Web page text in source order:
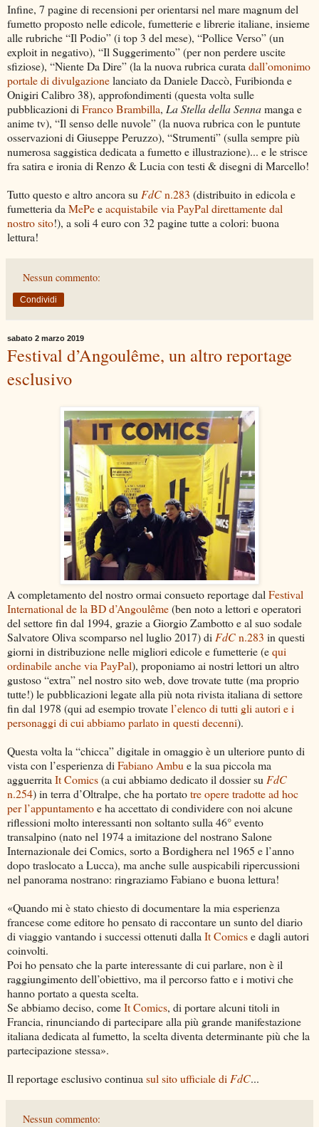
Infine, 7 pagine di recensioni per orientarsi nel mare magnum del
fumetto proposto nelle edicole, fumetterie e librerie italiane, insieme
alle rubriche “Il Podio” (i top 3 del mese), “Pollice Verso” (un
exploit in negativo), “Il Suggerimento” (per non perdere uscite
sfiziose), “Niente Da Dire” (la la nuova rubrica curata dall’omonimo
portale di divulgazionelanciato da Daniele Daccò, Furibionda e
Onigiri Calibro 38), approfondimenti (questa volta sulle
pubblicazioni di Franco Brambilla, La Stella della Sennamanga e
anime tv), “Il senso delle nuvole” (la nuova rubrica con le puntute
osservazioni di Giuseppe Peruzzo), “Strumenti” (sulla sempre più
numerosa saggistica dedicata a fumetto e illustrazione)... e le strisce
fra satira e ironia di Renzo & Lucia con testi & disegni di Marcello!
Tutto questo e altro ancora su FdCn.283 (distribuito in edicola e
fumetteria da MePeeacquistabile via PayPal direttamente dal
nostro sito!), a soli 4 euro con 32 pagine tutte a colori: buona
lettura!
Nessun commento:
Condividi
sabato 2 marzo 2019
Festival d’Angoulême, un altro reportage
esclusivo
A completamento del nostro ormai consueto reportage dalFestival
International de la BD d’Angoulême(ben noto a lettori e operatori
del settore fin dal 1994, grazie a Giorgio Zambotto e al suo sodale
Salvatore Oliva scomparso nel luglio 2017) diFdCn.283 in questi
giorni in distribuzione nelle migliori edicole e fumetterie (equi
ordinabile anche via PayPal), proponiamo ai nostri lettori un altro
gustoso “extra” nel nostro sito web, dove trovate tutte (ma proprio
tutte!) le pubblicazioni legate alla più nota rivista italiana di settore
fin dal 1978 (qui ad esempio trovatel’elenco di tutti gli autori e i
personaggi di cui abbiamo parlato in questi decenni).
Questa volta la “chicca” digitale in omaggio è un ulteriore punto di
vista con l’esperienza diFabiano Ambue la sua piccola ma
agguerritaIt Comics(a cui abbiamo dedicato il dossier suFdC
n.254) in terra d’Oltralpe, che ha portatotre opere tradotte ad hoc
per l’appuntamentoe ha accettato di condividere con noi alcune
riflessioni molto interessanti non soltanto sulla 46° evento
transalpino (nato nel 1974 a imitazione del nostrano Salone
Internazionale dei Comics, sorto a Bordighera nel 1965 e l’anno
dopo traslocato a Lucca), ma anche sulle auspicabili ripercussioni
nel panorama nostrano: ringraziamo Fabiano e buona lettura!
«Quando mi è stato chiesto di documentare la mia esperienza
francese come editore ho pensato di raccontare un sunto del diario
di viaggio vantando i successi ottenuti dallaIt Comicse dagli autori
coinvolti.
Poi ho pensato che la parte interessante di cui parlare, non è il
raggiungimento dell’obiettivo, ma il percorso fatto e i motivi che
hanno portato a questa scelta.
Se abbiamo deciso, comeIt Comics, di portare alcuni titoli in
Francia, rinunciando di partecipare alla più grande manifestazione
italiana dedicata al fumetto, la scelta diventa determinante più che la
partecipazione stessa».
Il reportage esclusivo continuasul sito ufficiale diFdC...
Nessun commento: